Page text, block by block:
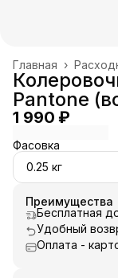
Главная ›
Pantone
1 990 ₽
Фасовка
0.25 кг
Преимущества
Бесплатная
Удобный
Оплата -